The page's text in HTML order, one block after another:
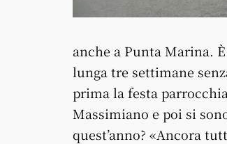
anche a Punta Marina.
lunga tre settimane
prima la festa
Massimiano e poi si
quest’anno? «Ancora